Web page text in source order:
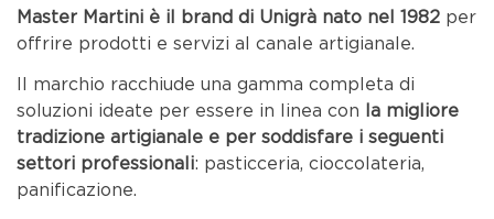
Master Martini è il brand di Unigrà nato nel 1982 per
offrire prodotti e servizi al canale artigianale.
Il marchio racchiude una gamma completa di
soluzioni ideate per essere in linea con la migliore
tradizione artigianale e per soddisfare i seguenti
settori professionali: pasticceria, cioccolateria,
panificazione.